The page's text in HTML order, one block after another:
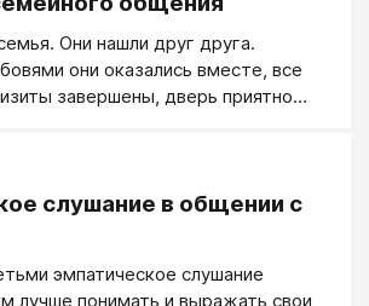
Они нашли друг друга.
они оказались вместе, все
завершены, дверь приятно
слушание в общении с
эмпатическое слушание
лучше понимать и выражать свои